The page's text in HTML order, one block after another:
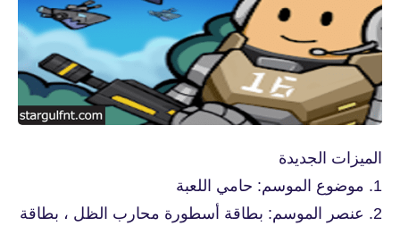
الميزات الجديدة
1. موضوع الموسم: حامي اللعبة
2. عنصر الموسم: بطاقة أسطورة محارب الظل ، بطاقة